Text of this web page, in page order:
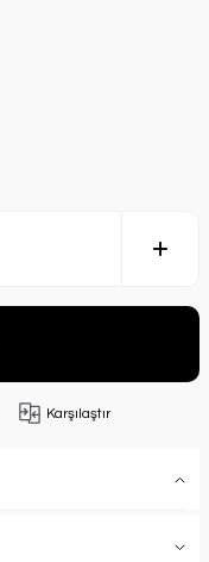
Karşılaştır